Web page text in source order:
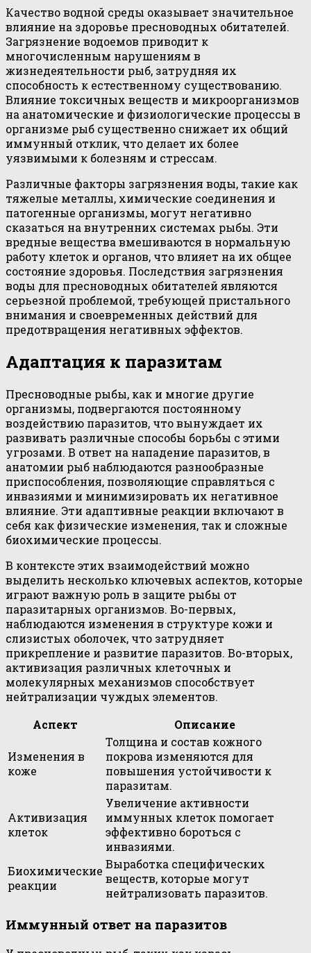
Качество водной среды оказывает значительное
влияние на здоровье пресноводных обитателей.
Загрязнение водоемов приводит к
многочисленным нарушениям в
жизнедеятельности рыб, затрудняя их
способность к естественному существованию.
Влияние токсичных веществ и микроорганизмов
на анатомические и физиологические процессы в
организме рыб существенно снижает их общий
иммунный отклик, что делает их более
уязвимыми к болезням и стрессам.
Различные факторы загрязнения воды, такие как
тяжелые металлы, химические соединения и
патогенные организмы, могут негативно
сказаться на внутренних системах рыбы. Эти
вредные вещества вмешиваются в нормальную
работу клеток и органов, что влияет на их общее
состояние здоровья. Последствия загрязнения
воды для пресноводных обитателей являются
серьезной проблемой, требующей пристального
внимания и своевременных действий для
предотвращения негативных эффектов.
Адаптация к паразитам
Пресноводные рыбы, как и многие другие
организмы, подвергаются постоянному
воздействию паразитов, что вынуждает их
развивать различные способы борьбы с этими
угрозами. В ответ на нападение паразитов, в
анатомии рыб наблюдаются разнообразные
приспособления, позволяющие справляться с
инвазиями и минимизировать их негативное
влияние. Эти адаптивные реакции включают в
себя как физические изменения, так и сложные
биохимические процессы.
В контексте этих взаимодействий можно
выделить несколько ключевых аспектов, которые
играют важную роль в защите рыбы от
паразитарных организмов. Во-первых,
наблюдаются изменения в структуре кожи и
слизистых оболочек, что затрудняет
прикрепление и развитие паразитов. Во-вторых,
активизация различных клеточных и
молекулярных механизмов способствует
нейтрализации чуждых элементов.
Аспект
Описание
Изменения в
коже
Толщина и состав кожного
покрова изменяются для
повышения устойчивости к
паразитам.
Активизация
клеток
Увеличение активности
иммунных клеток помогает
эффективно бороться с
инвазиями.
Биохимические
реакции
Выработка специфических
веществ, которые могут
нейтрализовать паразитов.
Иммунный ответ на паразитов